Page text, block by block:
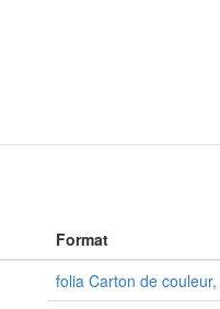
Format
folia Carton de